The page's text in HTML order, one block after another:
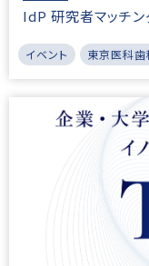
IdP 研究者マッチ
イベント 東京医科